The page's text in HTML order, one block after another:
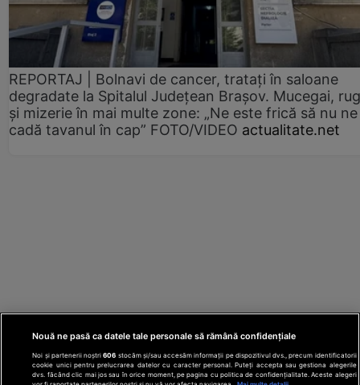
REPORTAJ | Bolnavi de cancer, tratați în saloane
degradate la Spitalul Județean Brașov. Mucegai,
și mizerie în mai multe zone: „Ne este frică să nu ne
cadă tavanul în cap” FOTO/VIDEO actualitate.net
Nouă ne pasă ca datele tale personale să rămână confidențiale
Noi și partenerii noștri606 stocăm și/sau accesăm informații pe dispozitivul dvs., precum identificatorii
cookie unici pentru prelucrarea datelor cu caracter personal. Puteți accepta sau gestiona alegerile
dvs. făcând clic mai jos sau în orice moment, pe pagina cu politica de confidențialitate. Aceste alegeri